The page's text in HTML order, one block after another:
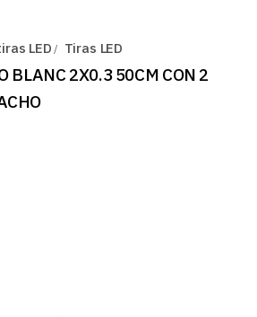
LED Tiras LED
BLANC 2X0.3 50CM CON 2